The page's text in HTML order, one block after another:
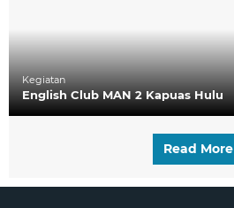
Kegiatan
English Club MAN 2 Kapuas Hulu
Read More